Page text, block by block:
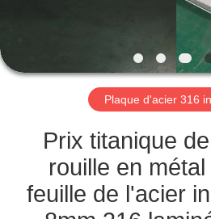
DE
CONTRÔLE
QUALITÉ
Plaque d'acier 316
Prix titanique
rouille en
feuille de l'acier